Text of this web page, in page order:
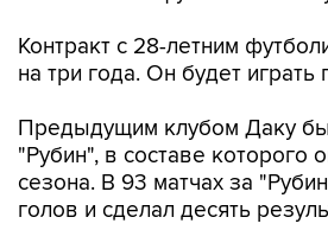
Контракт с 28-летним
на три года. Он будет
Предыдущим клубом Даку
"Рубин", в составе которого
сезона. В 93 матчах за
голов и сделал десять